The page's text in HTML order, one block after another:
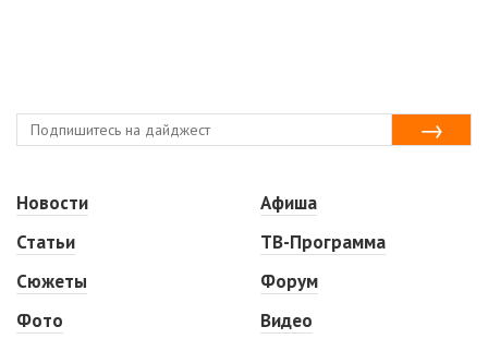
Новости
Статьи
Сюжеты
Фото
Афиша
ТВ-Программа
Форум
Видео